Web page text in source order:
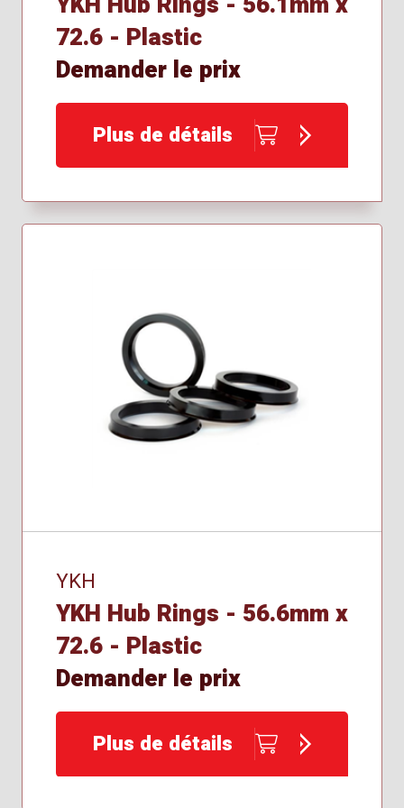
72.6 - Plastic
Demander le prix
Plus de détails
YKH
YKH Hub Rings - 56.6mm x
72.6 - Plastic
Demander le prix
Plus de détails